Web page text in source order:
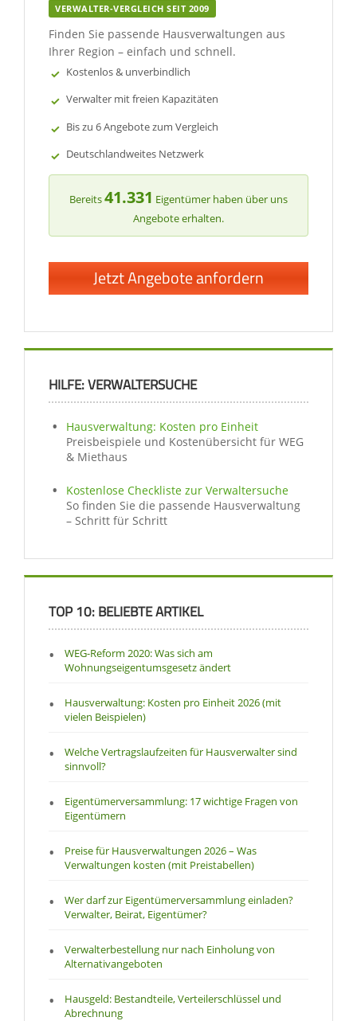
VERWALTER-VERGLEICH SEIT 2009
Finden Sie passende Hausverwaltungen aus
Ihrer Region – einfach und schnell.
Kostenlos & unverbindlich
Verwalter mit freien Kapazitäten
Bis zu 6 Angebote zum Vergleich
Deutschlandweites Netzwerk
Bereits41.331 Eigentümer haben über uns
Angebote erhalten.
Jetzt Angebote anfordern
HILFE: VERWALTERSUCHE
Hausverwaltung: Kosten pro Einheit
Preisbeispiele und Kostenübersicht für WEG
& Miethaus
Kostenlose Checkliste zur Verwaltersuche
So finden Sie die passende Hausverwaltung
– Schritt für Schritt
TOP 10: BELIEBTE ARTIKEL
WEG-Reform 2020: Was sich am
Wohnungseigentumsgesetz ändert
Hausverwaltung: Kosten pro Einheit 2026 (mit
vielen Beispielen)
Welche Vertragslaufzeiten für Hausverwalter sind
sinnvoll?
Eigentümerversammlung: 17 wichtige Fragen von
Eigentümern
Preise für Hausverwaltungen 2026 – Was
Verwaltungen kosten (mit Preistabellen)
Wer darf zur Eigentümerversammlung einladen?
Verwalter, Beirat, Eigentümer?
Verwalterbestellung nur nach Einholung von
Alternativangeboten
Hausgeld: Bestandteile, Verteilerschlüssel und
Abrechnung